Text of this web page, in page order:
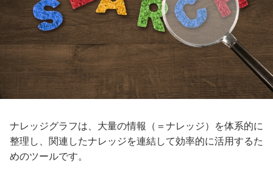
ナレッジグラフは、大量の情報（＝ナレッジ）を体系的に
整理し、関連したナレッジを連結して効率的に活用するた
めのツールです。